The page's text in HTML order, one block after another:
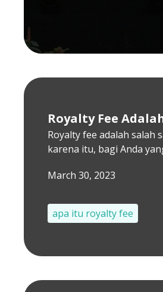
Royalty Fee
Royalty fee adalah salah
karena itu, bagi Anda
March 30, 2023
apa itu royalty fee